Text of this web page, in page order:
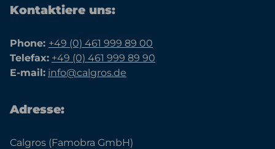
Kontaktiere uns:
Phone: +49 (0) 461 999 89 00
Telefax: +49 (0) 461 999 89 90
E-mail: info@calgros.de
Adresse:
Calgros (Famobra GmbH)